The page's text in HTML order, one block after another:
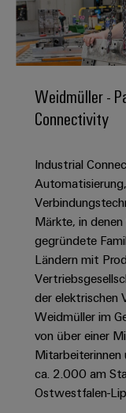
erlebbar
werden.
und
Produkte
für
effizient,
zuverlässig,
skalierbar
Lösungen
und
Produkte
(ESS)
und
-
DC-
u-
OS
Computing
Industrial
5G
Single
Pair
Ethernet
und
und
und
-
und
Kabel
SPS
&
Fast
Delivery
Beratung
und
digitale
Planung
-
Ihre
Industrial
Service
Platform
Consulting
Vertrieb uns
für
unsere
Partner
Vertrieb
News
Messen
Zahlen
Fakten
Unser
Academy
People
&
Culture
Welt
Stellen
für
Für
Praktika
für
Offene
Stellen
für
Weidmüller -
Connectivity
Industrial
Märkte, in
gegründete
Ländern mit
der elektrischen
Weidmüller im
von über einer
ca. 2.000 am
Ostwestfalen-